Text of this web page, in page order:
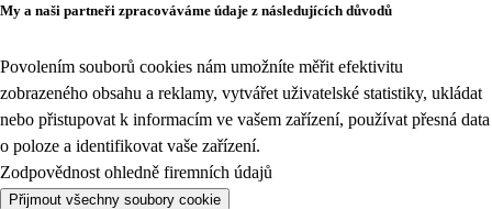
My a naši partneři zpracováváme údaje z následujících důvodů
Povolením souborů cookies nám umožníte měřit efektivitu
zobrazeného obsahu a reklamy, vytvářet uživatelské statistiky, ukládat
nebo přistupovat k informacím ve vašem zařízení, používat přesná data
o poloze a identifikovat vaše zařízení.
Zodpovědnost ohledně firemních údajů
Přijmout všechny soubory cookie